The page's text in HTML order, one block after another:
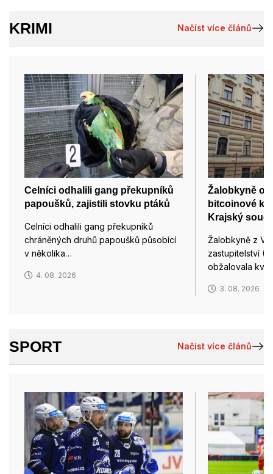
KRIMI Načíst více článů
Celníci odhalili gang překupníků
papoušků, zajistili stovku ptáků
Celníci odhalili gang překupníků
chráněných druhů papoušků působící
v několika…
4. 08. 2026
Žalobkyně
bitcoinové
Krajský soud
Žalobkyně z
zastupitelství
obžalovala
3. 08. 2026
SPORT Načíst více článů